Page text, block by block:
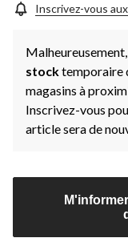
Inscrivez-vous
stocktemporaire
magasins à
Inscrivez-vous
article sera de